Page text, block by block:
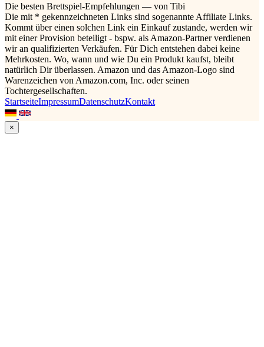
Die besten Brettspiel-Empfehlungen — von Tibi
Die mit * gekennzeichneten Links sind sogenannte Affiliate Links.
Kommt über einen solchen Link ein Einkauf zustande, werden wir
mit einer Provision beteiligt - bspw. als Amazon-Partner verdienen
wir an qualifizierten Verkäufen. Für Dich entstehen dabei keine
Mehrkosten. Wo, wann und wie Du ein Produkt kaufst, bleibt
natürlich Dir überlassen. Amazon und das Amazon-Logo sind
Warenzeichen von Amazon.com, Inc. oder seinen
Tochtergesellschaften.
StartseiteImpressumDatenschutzKontakt
×